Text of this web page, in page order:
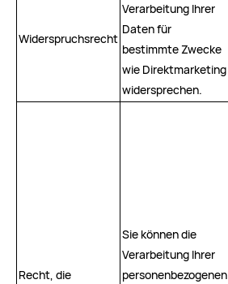
Widerspruchsrecht
Verarbeitung Ihrer
Daten für
bestimmte Zwecke
wie Direktmarketing
widersprechen.
Recht, die
Sie können die
Verarbeitung Ihrer
personenbezogenen